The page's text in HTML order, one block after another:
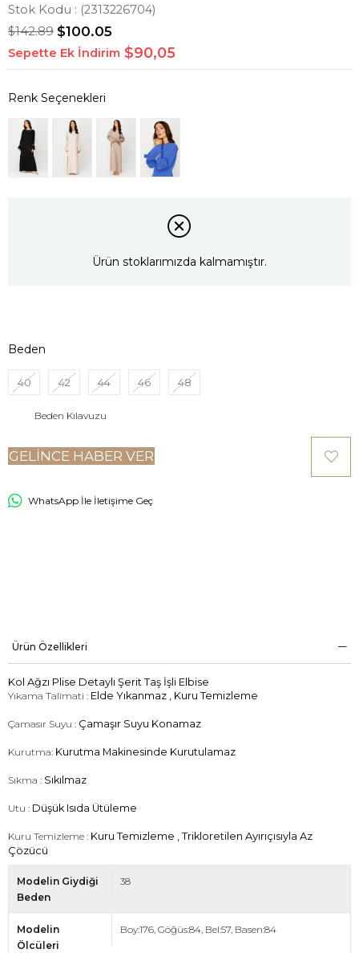
Stok Kodu (2313226704)
$142.89 $100.05
Sepette Ek İndirim $90,05
Ürün stoklarımızda kalmamıştır.
Beden
40 42 44 46 48
Beden Kılavuzu
GELINCE HABER VER
WhatsApp İle İletişime Geç
Ürün Özellikleri
Kol Ağzı Plise Detaylı Şerit Taş İşli Elbise
Yıkama Talimati : Elde Yıkanmaz , Kuru Temizleme
Çamasır Suyu : Çamaşır Suyu Konamaz
Kurutma: Kurutma Makinesinde Kurutulamaz
Sıkma : Sıkılmaz
Utu : Düşük Isıda Ütüleme
Kuru Temizleme : Kuru Temizleme , Trikloretilen Ayırıçısıyla Az
Çözücü
Modelin Giydiği
Beden
38
Modelin
Ölcüleri
Boy:176, Göğüs:84, Bel:57, Basen:84